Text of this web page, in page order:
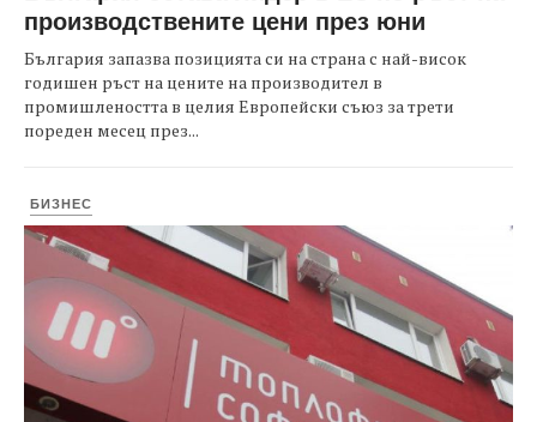
производствените цени през юни
България запазва позицията си на страна с най-висок
годишен ръст на цените на производител в
промишлеността в целия Европейски съюз за трети
пореден месец през...
БИЗНЕС